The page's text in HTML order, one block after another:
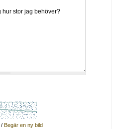
/Begär en ny bild